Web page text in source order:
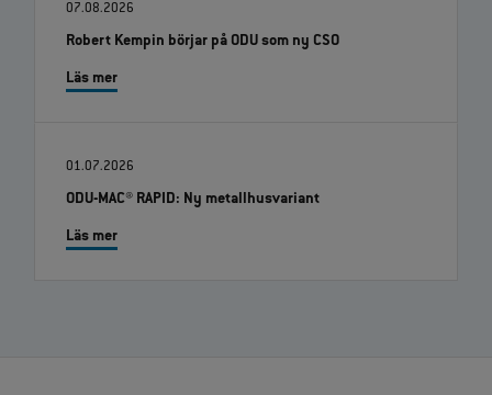
07.08.2026
Robert Kempin börjar på ODU som ny CSO
Läs mer
01.07.2026
ODU-MAC® RAPID: Ny metallhusvariant
Läs mer